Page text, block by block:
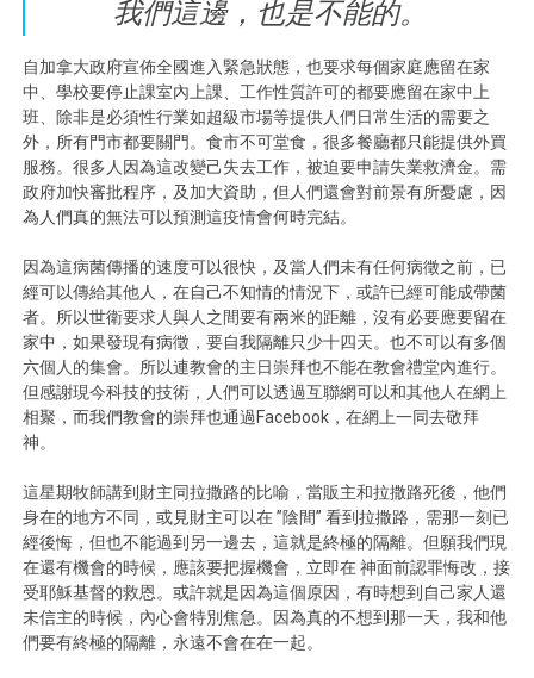
我們這邊，也是不能的。
自加拿大政府宣佈全國進入緊急狀態，也要求每個家庭應留在家
中、學校要停止課室內上課、工作性質許可的都要應留在家中上
班、除非是必須性行業如超級市場等提供人們日常生活的需要之
外，所有門市都要關門。食市不可堂食，很多餐廳都只能提供外買
服務。很多人因為這改變己失去工作，被迫要申請失業救濟金。需
政府加快審批程序，及加大資助，但人們還會對前景有所憂慮，因
為人們真的無法可以預測這疫情會何時完結。
因為這病菌傳播的速度可以很快，及當人們未有任何病徵之前，已
經可以傳給其他人，在自己不知情的情況下，或許已經可能成帶菌
者。所以世衛要求人與人之間要有兩米的距離，沒有必要應要留在
家中，如果發現有病徵，要自我隔離只少十四天。也不可以有多個
六個人的集會。所以連教會的主日崇拜也不能在教會禮堂內進行。
但感謝現今科技的技術，人們可以透過互聯網可以和其他人在網上
相聚，而我們教會的崇拜也通過Facebook，在網上一同去敬拜
神。
這星期牧師講到財主同拉撒路的比喻，當販主和拉撒路死後，他們
身在的地方不同，或見財主可以在 ”陰間” 看到拉撒路，需那一刻已
經後悔，但也不能過到另一邊去，這就是終極的隔離。但願我們現
在還有機會的時候，應該要把握機會，立即在 神面前認罪悔改，接
受耶穌基督的救恩。或許就是因為這個原因，有時想到自己家人還
未信主的時候，內心會特別焦急。因為真的不想到那一天，我和他
們要有終極的隔離，永遠不會在在一起。